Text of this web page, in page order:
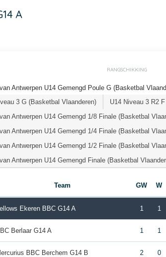
A
RANGSCHIKKING
Antwerpen U14 Gemengd Poule G (Basketbal
3 G (Basketbal Vlaanderen)
U14 Niveau 3 R2
Antwerpen U14 Gemengd 1/8 Finale (Basketbal
Antwerpen U14 Gemengd 1/4 Finale (Basketbal
Antwerpen U14 Gemengd 1/2 Finale (Basketbal
Antwerpen U14 Gemengd Finale (Basketbal
Team GW W
Ekeren BBC G14 A 1 1
Berlaar G14 A 1 1
BBC Berchem G14 B 2 0